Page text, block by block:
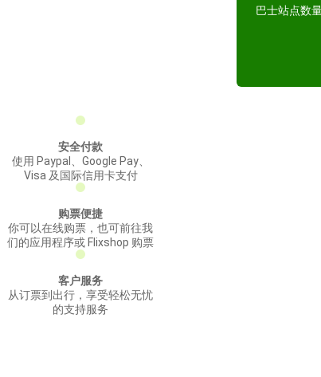
巴士站点数
安全付款
使用 Paypal、Google Pay、
Visa 及国际信用卡支付
购票便捷
你可以在线购票，也可前往我
们的应用程序或 Flixshop 购票
客户服务
从订票到出行，享受轻松无忧
的支持服务